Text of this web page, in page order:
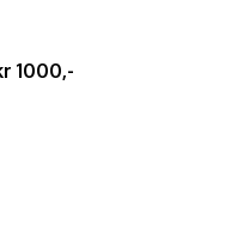
1000,-